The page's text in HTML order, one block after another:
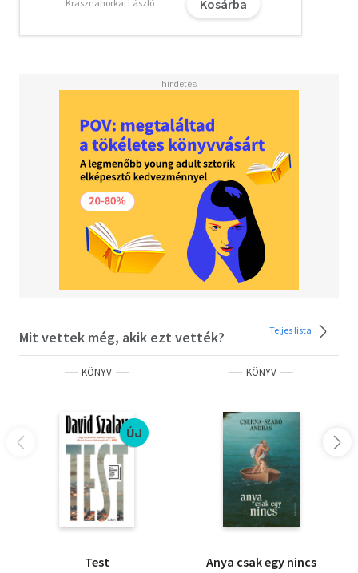
Krasznahorkai László Kosárba
Mit vettek még, akik ezt vették? Teljes lista
KÖNYV
ÚJ
Test
KÖNYV
Anya csak egy nincs